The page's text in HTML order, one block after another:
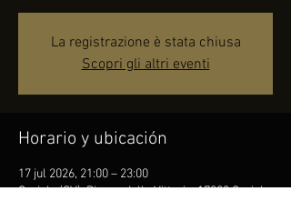
La registrazione è stata chiusa
Scopri gli altri eventi
Horario y ubicación
17 jul 2026, 21:00 – 23:00
Ceriale (SV), Piazza della Vittoria, 17023 Ceriale